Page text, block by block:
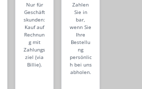
Nur für
Geschäft
skunden:
Kauf auf
Rechnun
g mit
Zahlungs
ziel (via
Billie).
Zahlen
Sie in
bar,
wenn Sie
Ihre
Bestellu
ng
persönlic
h bei uns
abholen.